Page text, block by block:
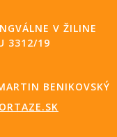
V ŽILINE
3312/19
BENIKOVSKÝ